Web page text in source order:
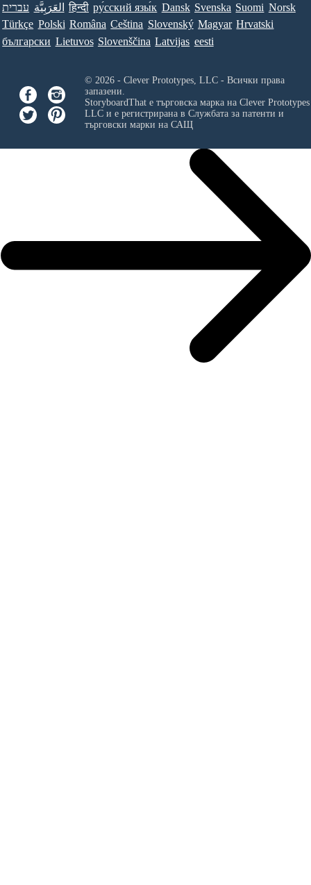
עברית العَرَبِيَّة हिन्दी ру́сский язы́к Dansk Svenska Suomi Norsk
Türkçe Polski Româna Ceština Slovenský Magyar Hrvatski
български Lietuvos Slovenščina Latvijas eesti
© 2026 - Clever Prototypes, LLC - Всички права
запазени.
StoryboardThat е търговска марка на Clever
LLCи е регистрирана в Службата за патенти и
търговски марки на САЩ